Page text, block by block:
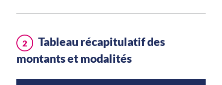
2
Tableau récapitulatif des
montants et modalités